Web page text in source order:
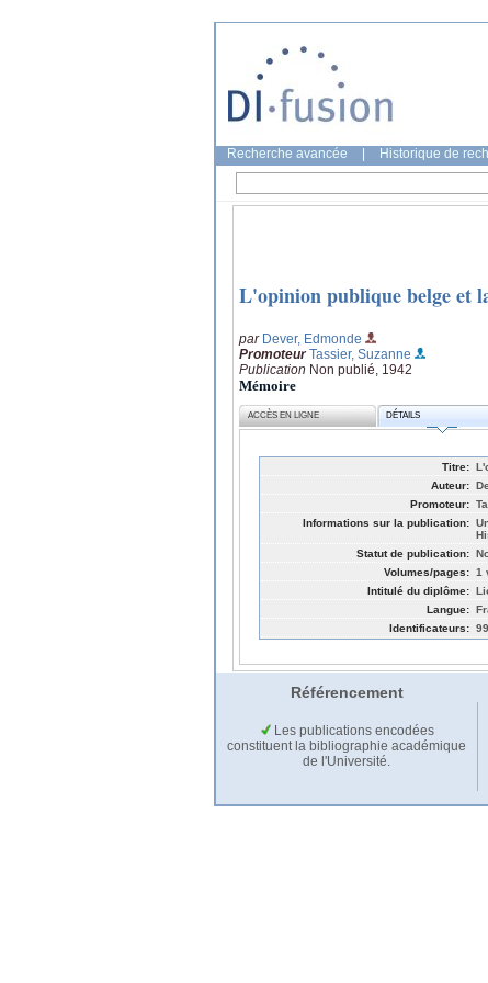
Recherche avancée Historique de
L'opinion publique belge et
par Dever, Edmonde
Promoteur Tassier, Suzanne
Publication Non publié, 1942
Mémoire
ACCÈS EN LIGNE DÉTAILS
Titre:
Auteur:
Promoteur:
Informations sur la publication:
Statut de publication:
Volumes/pages: 1
Intitulé du diplôme:
Langue:
Identificateurs:
Référencement
Les publications encodées
constituent la bibliographie académique
de l'Université.